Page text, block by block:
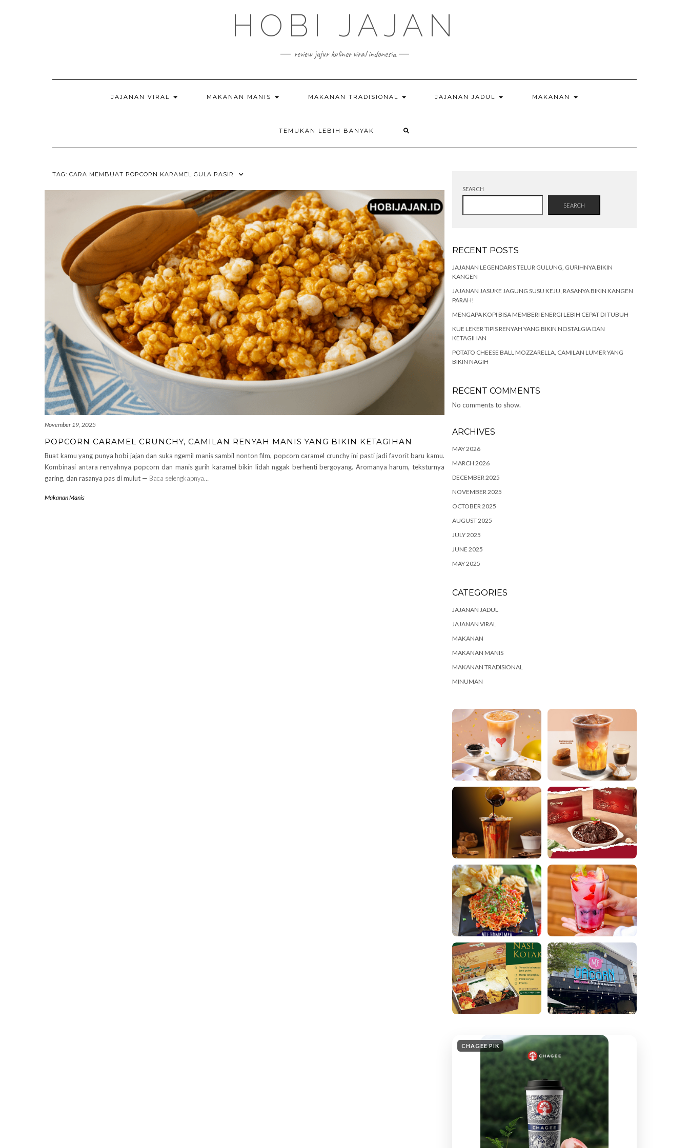
HOBI JAJAN
review jujur kuliner viral indonesia
JAJANAN VIRAL MAKANAN MANIS MAKANAN TRADISIONAL JAJANAN JADUL MAKANAN
TEMUKAN LEBIH BANYAK
TAG: CARA MEMBUAT POPCORN KARAMEL GULA PASIR
November 19, 2025
POPCORN CARAMEL CRUNCHY, CAMILAN RENYAH MANIS YANG BIKIN KETAGIHAN
Buat kamu yang punya hobi jajan dan suka ngemil manis sambil nonton film, popcorn caramel crunchy ini pasti jadi favorit baru kamu.
Kombinasi antara renyahnya popcorn dan manis gurih karamel bikin lidah nggak berhenti bergoyang. Aromanya harum, teksturnya
garing, dan rasanya pas di mulut — Baca selengkapnya…
Makanan Manis
SEARCH
SEARCH
RECENT POSTS
JAJANAN LEGENDARIS TELUR GULUNG, GURIHNYA BIKIN
KANGEN
JAJANAN JASUKE JAGUNG SUSU KEJU, RASANYA BIKIN KANGEN
PARAH!
MENGAPA KOPI BISA MEMBERI ENERGI LEBIH CEPAT DI TUBUH
KUE LEKER TIPIS RENYAH YANG BIKIN NOSTALGIA DAN
KETAGIHAN
POTATO CHEESE BALL MOZZARELLA, CAMILAN LUMER YANG
BIKIN NAGIH
RECENT COMMENTS
No comments to show.
ARCHIVES
MAY 2026
MARCH 2026
DECEMBER 2025
NOVEMBER 2025
OCTOBER 2025
AUGUST 2025
JULY 2025
JUNE 2025
MAY 2025
CATEGORIES
JAJANAN JADUL
JAJANAN VIRAL
MAKANAN
MAKANAN MANIS
MAKANAN TRADISIONAL
MINUMAN
CHAGEE PIK